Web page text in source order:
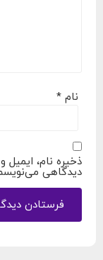
نام*
ذخیره نام، ایمیل
دیدگاهی می‌نویسم.